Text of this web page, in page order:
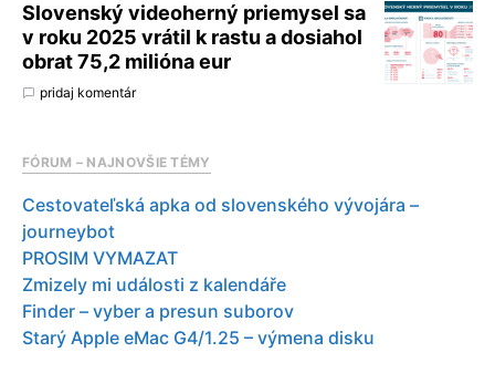
Slovenský videoherný priemysel sa
v roku 2025 vrátil k rastu a dosiahol
obrat 75,2 milióna eur
pridaj komentár
FÓRUM – NAJNOVŠIE TÉMY
Cestovateľská apka od slovenského vývojára –
journeybot
PROSIM VYMAZAT
Zmizely mi události z kalendáře
Finder – vyber a presun suborov
Starý Apple eMac G4/1.25 – výmena disku